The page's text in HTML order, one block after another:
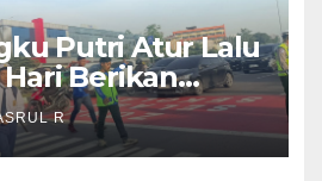
Putri Atur Lalu
Berikan
SDN 001
R